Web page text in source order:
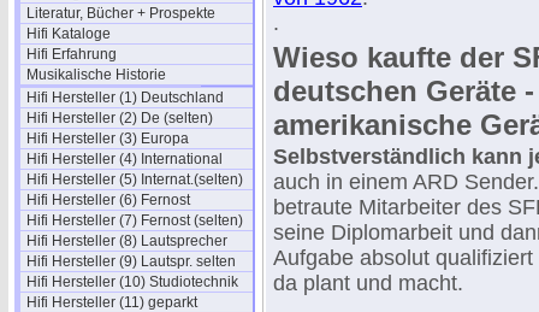
Literatur, Bücher + Prospekte
Hifi Kataloge
Hifi Erfahrung
Musikalische Historie
Hifi Hersteller (1) Deutschland
Hifi Hersteller (2) De (selten)
Hifi Hersteller (3) Europa
Hifi Hersteller (4) International
Hifi Hersteller (5) Internat.(selten)
Hifi Hersteller (6) Fernost
Hifi Hersteller (7) Fernost (selten)
Hifi Hersteller (8) Lautsprecher
Hifi Hersteller (9) Lautspr. selten
Hifi Hersteller (10) Studiotechnik
Hifi Hersteller (11) geparkt
.
Wieso kaufte der
deutschen Geräte
amerikanische
Selbstverständlich kann
auch in einem ARD
betraute Mitarbeiter des
seine Diplomarbeit und
Aufgabe absolut
da plant und macht.